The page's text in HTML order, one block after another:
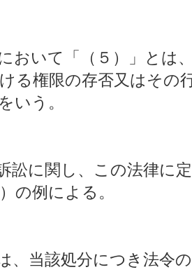
おいて「（５）」とは
ける権限の存否又はその
いう。
訟に関し、この法律に
の例による。
、当該処分につき法令